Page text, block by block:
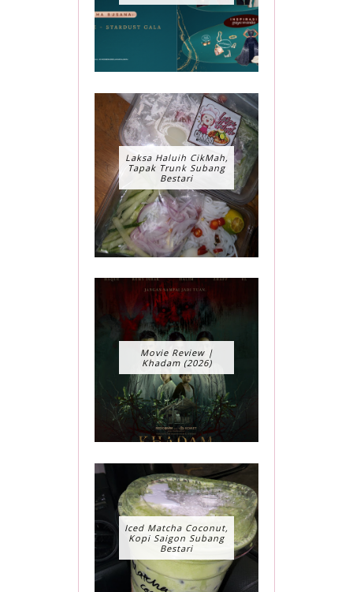
Laksa Haluih CikMah,
Tapak Trunk Subang
Bestari
Movie Review |
Khadam (2026)
Iced Matcha Coconut,
Kopi Saigon Subang
Bestari